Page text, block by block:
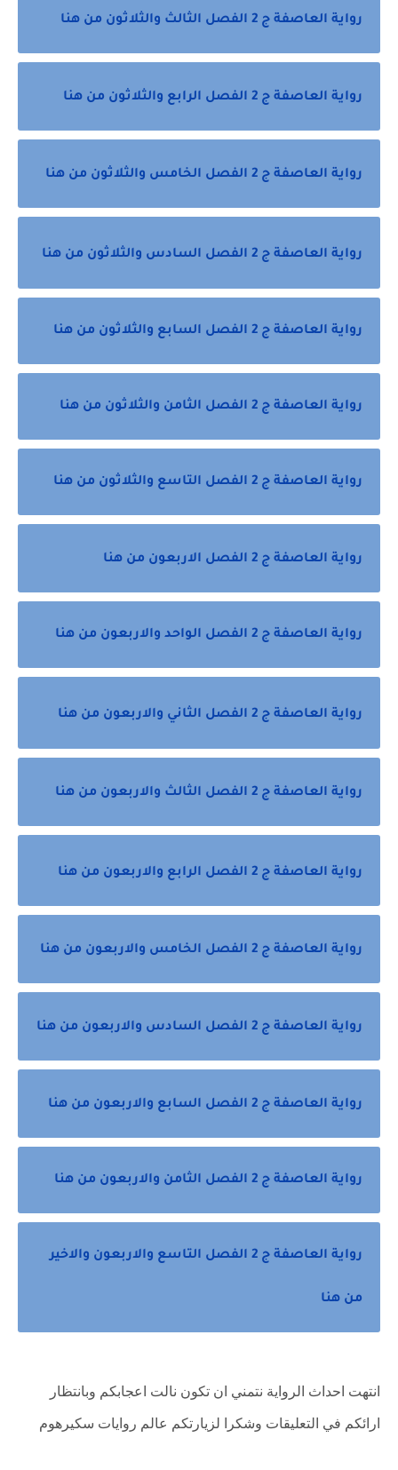
رواية العاصفة ج 2 الفصل الثالث والثلاثون من هنا
رواية العاصفة ج 2 الفصل الرابع والثلاثون من هنا
رواية العاصفة ج 2 الفصل الخامس والثلاثون من هنا
رواية العاصفة ج 2 الفصل السادس والثلاثون من هنا
رواية العاصفة ج 2 الفصل السابع والثلاثون من هنا
رواية العاصفة ج 2 الفصل الثامن والثلاثون من هنا
رواية العاصفة ج 2 الفصل التاسع والثلاثون من هنا
رواية العاصفة ج 2 الفصل الاربعون من هنا
رواية العاصفة ج 2 الفصل الواحد والاربعون من هنا
رواية العاصفة ج 2 الفصل الثاني والاربعون من هنا
رواية العاصفة ج 2 الفصل الثالث والاربعون من هنا
رواية العاصفة ج 2 الفصل الرابع والاربعون من هنا
رواية العاصفة ج 2 الفصل الخامس والاربعون من هنا
رواية العاصفة ج 2 الفصل السادس والاربعون من هنا
رواية العاصفة ج 2 الفصل السابع والاربعون من هنا
رواية العاصفة ج 2 الفصل الثامن والاربعون من هنا
رواية العاصفة ج 2 الفصل التاسع والاربعون والاخير
من هنا
انتهت احداث الرواية نتمني ان تكون نالت اعجابكم وبانتظار
ارائكم في التعليقات وشكرا لزيارتكم عالم روايات سكيرهوم